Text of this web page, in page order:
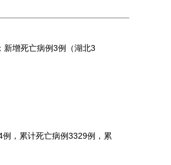
增死亡病例3例（湖北3
，累计死亡病例3329例，累